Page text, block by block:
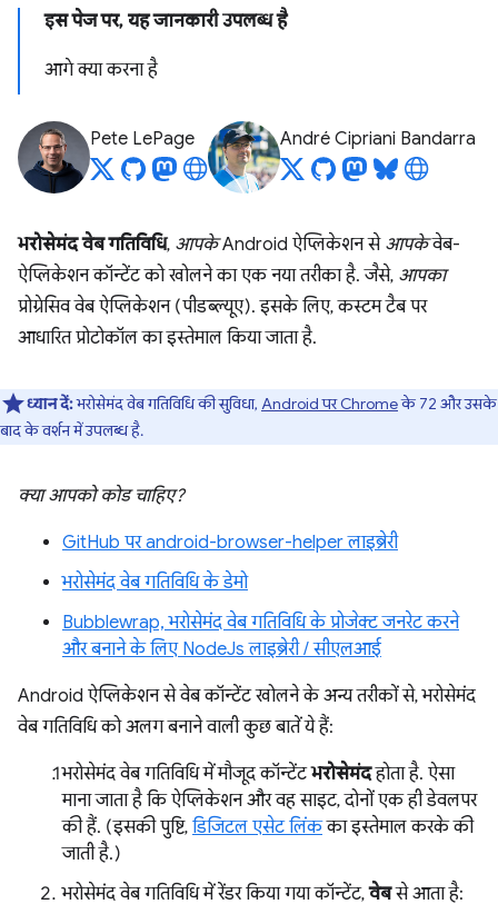
इस पेज पर, यह जानकारी उपलब्ध है
आगे क्या करना है
Pete LePage André Cipriani Bandarra
भरोसेमंद वेब गतिविधि, आपकेAndroid ऐप्लिकेशन से आपकेवेब-
ऐप्लिकेशन कॉन्टेंट को खोलने का एक नया तरीका है. जैसे, आपका
प्रोग्रेसिव वेब ऐप्लिकेशन (पीडब्ल्यूए). इसके लिए, कस्टम टैब पर
आधारित प्रोटोकॉल का इस्तेमाल किया जाता है.
ध्यान दें:भरोसेमंद वेब गतिविधि की सुविधा, Android पर Chromeके 72 और उसके
बाद के वर्शन में उपलब्ध है.
क्या आपको कोड चाहिए?
GitHub पर android-browser-helper लाइब्रेरी
भरोसेमंद वेब गतिविधि के डेमो
Bubblewrap, भरोसेमंद वेब गतिविधि के प्रोजेक्ट जनरेट करने
और बनाने के लिए NodeJs लाइब्रेरी / सीएलआई
Android ऐप्लिकेशन से वेब कॉन्टेंट खोलने के अन्य तरीकों से, भरोसेमंद
वेब गतिविधि को अलग बनाने वाली कुछ बातें ये हैं:
भरोसेमंद वेब गतिविधि में मौजूद कॉन्टेंटभरोसेमंदहोता है. ऐसा
माना जाता है कि ऐप्लिकेशन और वह साइट, दोनों एक ही डेवलपर
की हैं. (इसकी पुष्टि, डिजिटल एसेट लिंकका इस्तेमाल करके की
जाती है.)
भरोसेमंद वेब गतिविधि में रेंडर किया गया कॉन्टेंट,वेबसे आता है: